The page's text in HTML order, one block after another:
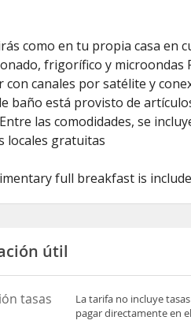
como en tu propia casa en
frigorífico y microondas
con canales por satélite y
baño está provisto de
las comodidades, se
locales gratuitas
full breakfast is
útil
tasas
La tarifa no incluye
pagar directamente en